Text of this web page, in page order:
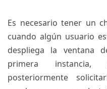
Es necesario tener un
cuando algún usuario
despliega la ventana
primera
posteriormente